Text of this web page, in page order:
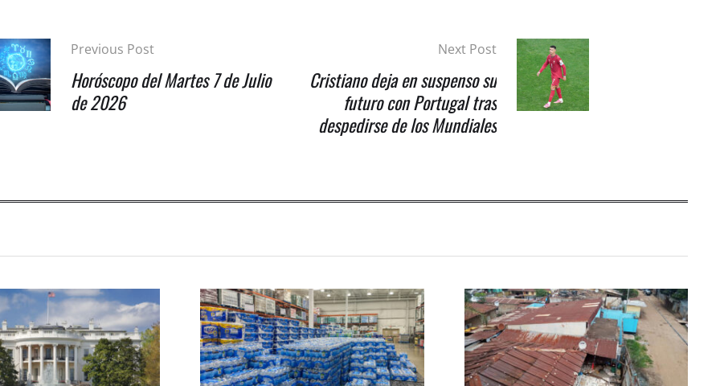
Previous Post
Horóscopo del Martes 7 de Julio
de 2026
Next Post
Cristiano deja en suspenso su
futuro con Portugal tras
despedirse de los Mundiales